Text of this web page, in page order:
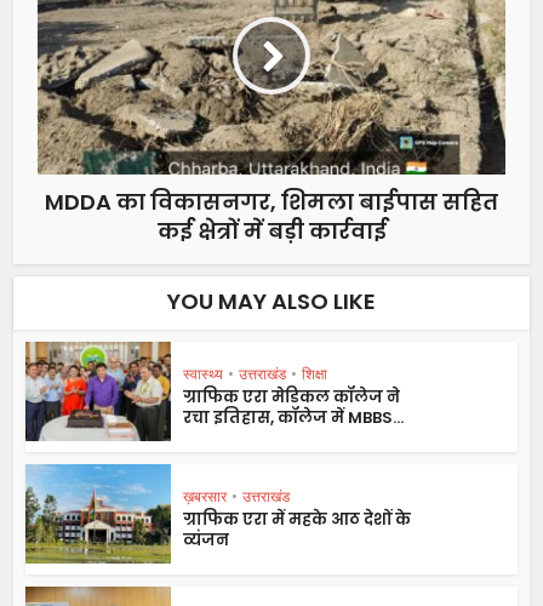
MDDA का विकासनगर, शिमला बाईपास सहित
कई क्षेत्रों में बड़ी कार्रवाई
YOU MAY ALSO LIKE
स्वास्थ्य • उत्तराखंड • शिक्षा
ग्राफिक एरा मेडिकल कॉलेज ने
रचा इतिहास, कॉलेज में MBBS...
ख़बरसार • उत्तराखंड
ग्राफिक एरा में महके आठ देशों के
व्यंजन